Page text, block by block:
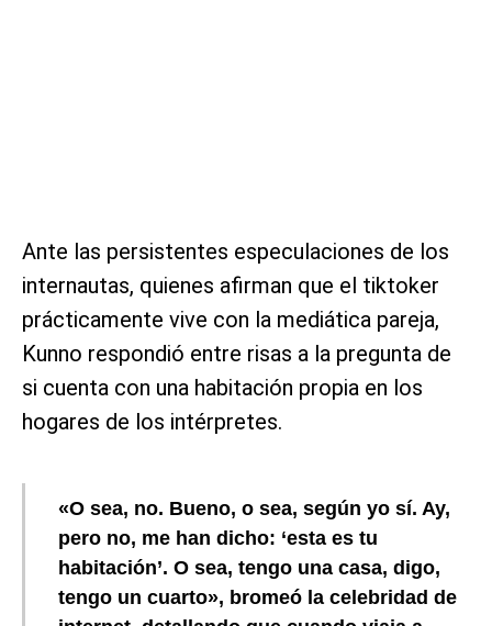
Ante las persistentes especulaciones de los
internautas, quienes afirman que el tiktoker
prácticamente vive con la mediática pareja,
Kunno respondió entre risas a la pregunta de
si cuenta con una habitación propia en los
hogares de los intérpretes.
«O sea, no. Bueno, o sea, según yo sí. Ay,
pero no, me han dicho: ‘esta es tu
habitación’. O sea, tengo una casa, digo,
tengo un cuarto», bromeó la celebridad de